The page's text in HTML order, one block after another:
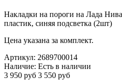
Накладки на пороги на Лада
пластик, синяя подсветка (2шт)
Цена указана за комплект.
Артикул: 2689700014
Наличие: Есть в наличии
3 950 руб 3 550 руб